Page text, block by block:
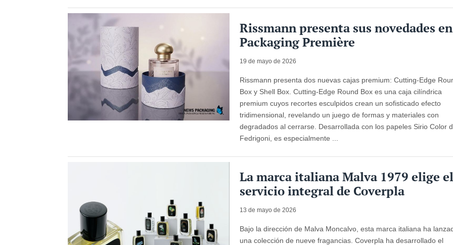
Rissmann presenta sus novedades en
Packaging Première
19 de mayo de 2026
Rissmann presenta dos nuevas cajas premium: Cutting-Edge
Box y Shell Box. Cutting-Edge Round Box es una caja cilíndrica
premium cuyos recortes esculpidos crean un sofisticado efecto
tridimensional, revelando un juego de formas y materiales con
degradados al cerrarse. Desarrollada con los papeles Sirio Color
Fedrigoni, es especialmente ...
La marca italiana Malva 1979 elige el
servicio integral de Coverpla
13 de mayo de 2026
Bajo la dirección de Malva Moncalvo, esta marca italiana ha
una colección de nueve fragancias. Coverpla ha desarrollado el